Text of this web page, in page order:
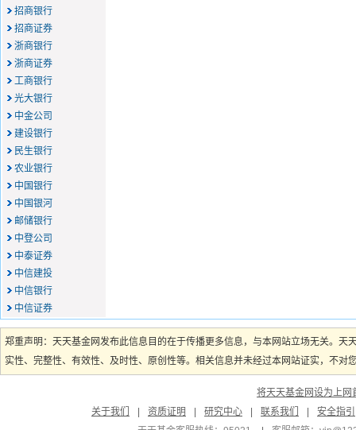
招商银行
招商证券
浙商银行
浙商证券
工商银行
光大银行
中金公司
建设银行
民生银行
农业银行
中国银行
中国银河
邮储银行
中登公司
中泰证券
中信建投
中信银行
中信证券
郑重声明：天天基金网发布此信息目的在于传播更多信息，与本网站立场无关。
实性、完整性、有效性、及时性、原创性等。相关信息并未经过本网站证实，不
将天天基金网设为上网
关于我们
资质证明 研究中心 联系我们
安全指引